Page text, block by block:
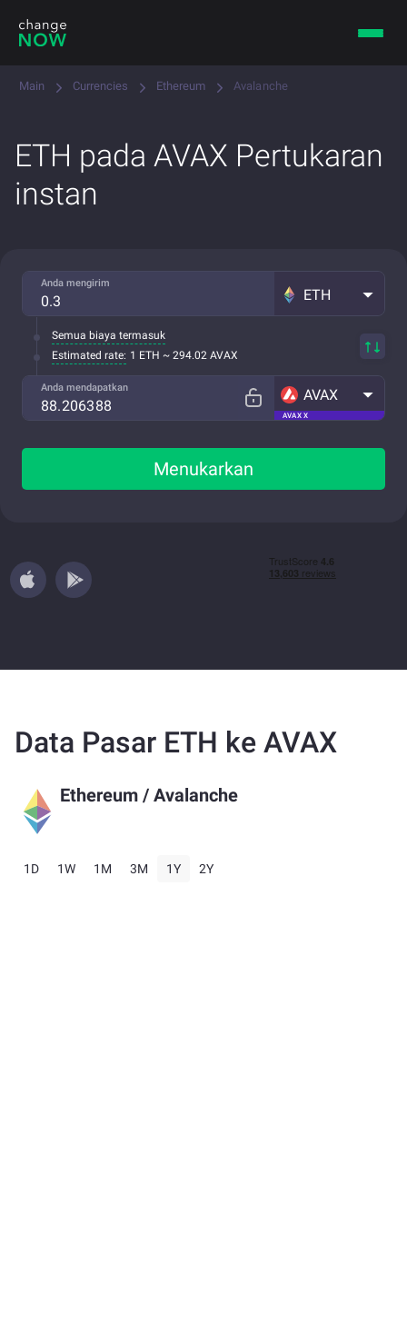
Main Currencies Ethereum Avalanche
ETH pada AVAX Pertukaran
instan
Anda mengirim
ETH
Semua biaya termasuk
Estimated rate: 1 ETH ~ 294.02 AVAX
Anda mendapatkan
AVAX X
AVAX
Menukarkan
Data Pasar ETH ke AVAX
Ethereum / Avalanche
1D 1W 1M 3M 1Y 2Y